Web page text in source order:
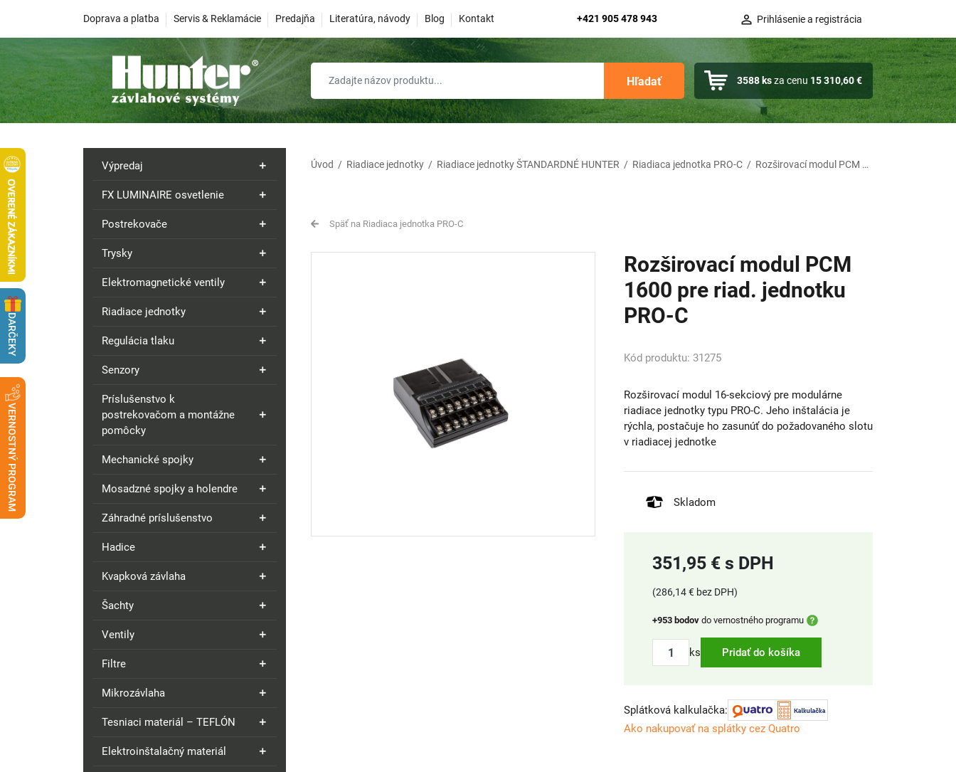
Doprava a platba Servis & Reklamácie Predajňa Literatúra, návody Blog Kontakt +421 905 478 943 Prihlásenie a registrácia
Hľadať 3588ksza cenu 15 310,60 €
Výpredaj
FX LUMINAIRE osvetlenie
Postrekovače
Trysky
Elektromagnetické ventily
Riadiace jednotky
Regulácia tlaku
Senzory
Príslušenstvo k
postrekovačom a montážne
pomôcky
Mechanické spojky
Mosadzné spojky a holendre
Záhradné príslušenstvo
Hadice
Kvapková závlaha
Šachty
Ventily
Filtre
Mikrozávlaha
Tesniaci materiál – TEFLÓN
Elektroinštalačný materiál
Úvod / Riadiace jednotky / Riadiace jednotky ŠTANDARDNÉ HUNTER / Riadiaca jednotka PRO-C / Rozširovací modul PCM 1600 pre riad. jednotku PRO-C
Späť na Riadiaca jednotka PRO-C
Rozširovací modul PCM
1600 pre riad. jednotku
PRO-C
Kód produktu: 31275
Rozširovací modul 16-sekciový pre modulárne
riadiace jednotky typu PRO-C. Jeho inštalácia je
rýchla, postačuje ho zasunúť do požadovaného slotu
v riadiacej jednotke
Skladom
351,95 € s DPH
(286,14 € bez DPH)
+953 bodov do vernostného programu
ks Pridať do košíka
Splátková kalkulačka:
Ako nakupovať na splátky cez Quatro
DARČEKY
VERNOSTNÝ PROGRAM